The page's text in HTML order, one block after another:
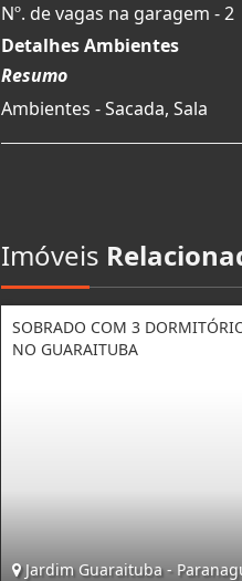
Nº. de vagas na garagem - 2
Detalhes Ambientes
Resumo
Ambientes - Sacada, Sala
Imóveis
SOBRADO COM 3
NO GUARAITUBA
Jardim Guaraituba -